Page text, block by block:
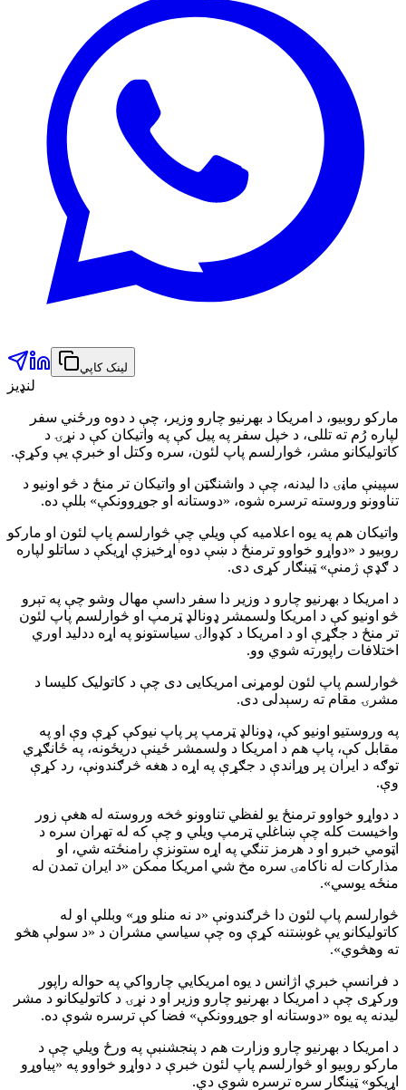
لینک کاپي
لنډیز
مارکو روبیو، د امریکا د بهرنیو چارو وزیر، چې د دوه ورځني سفر
لپاره رُم ته تللی، د خپل سفر په پیل کې په واتیکان کې د نړۍ د
کاتولیکانو مشر، څوارلسم پاپ لئون، سره وکتل او خبرې یې وکړې.
سپینې ماڼۍ دا لیدنه، چې د واشنګټن او واتیکان تر منځ د څو اونیو د
تناوونو وروسته ترسره شوه، «دوستانه او جوړوونکې» بللې ده.
واتیکان هم په یوه اعلامیه کې ویلي چې څوارلسم پاپ لئون او مارکو
روبیو د «دواړو خواوو ترمنځ د ښې دوه اړخیزې اړیکې د ساتلو لپاره
د ګډې ژمنې» ټینګار کړی دی.
د امریکا د بهرنیو چارو د وزیر دا سفر داسې مهال وشو چې په تېرو
څو اونیو کې د امریکا ولسمشر ډونالډ ټرمپ او څوارلسم پاپ لئون
تر منځ د جګړې او د امریکا د کډوالۍ سیاستونو په اړه ددلید اوري
اختلافات راپورته شوي وو.
څوارلسم پاپ لئون لومړنی امریکایی دی چې د کاتولیک کلیسا د
مشرۍ مقام ته رسېدلی دی.
په وروستیو اونیو کې، ډونالډ ټرمپ پر پاپ نیوکې کړې وې او په
مقابل کې، پاپ هم د امریکا د ولسمشر ځینې دریځونه، په ځانګړي
توګه د ایران پر وړاندې د جګړې په اړه د هغه څرګندونې، رد کړې
وې.
د دواړو خواوو ترمنځ یو لفظي تناوونو څخه وروسته له هغې زور
واخیست کله چې ښاغلي ټرمپ ویلي و چې که له تهران سره د
اټومي خبرو او د هرمز تنګي په اړه ستونزې رامنځته شي، او
مذارکات له ناکامۍ سره مخ شي امریکا ممکن «د ایران تمدن له
منځه یوسي».
څوارلسم پاپ لئون دا څرګندونې «د نه منلو وړ» وبللې او له
کاتولیکانو یې غوښتنه کړې وه چې سیاسي مشران د «د سولې هڅو
ته وهڅوي».
د فرانسې خبري اژانس د یوه امریکایي چارواکي په حواله راپور
ورکړی چې د امریکا د بهرنیو چارو وزیر او د نړۍ د کاتولیکانو د مشر
لیدنه په یوه «دوستانه او جوړوونکې» فضا کې ترسره شوې ده.
د امریکا د بهرنیو چارو وزارت هم د پنجشنبې په ورځ ویلي چې د
مارکو روبیو او څوارلسم پاپ لئون خبرې د دواړو خواوو په «پیاوړو
اړیکو» ټینګار سره ترسره شوې دي.